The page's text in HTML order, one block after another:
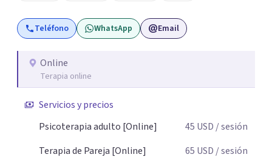
Breve, donde el modo en que te vinculas ocupa un lugar
central: cómo te relacionas contigo, con las demás
psicoterapia, cuento con especialización en sexoterapia,
por lo que también acompaño temas de salud sexual,
dificultades en el deseo, intimidad, orientación o
identidad. Busco que el espacio terapéutico sea un lugar
respeto y libertad. Trabajo con objetivos claros y
Teléfono WhatsApp Email
Online
Terapia online
Servicios y precios
Psicoterapia adulto [Online]
45 USD / sesión
Terapia de Pareja [Online]
65 USD / sesión